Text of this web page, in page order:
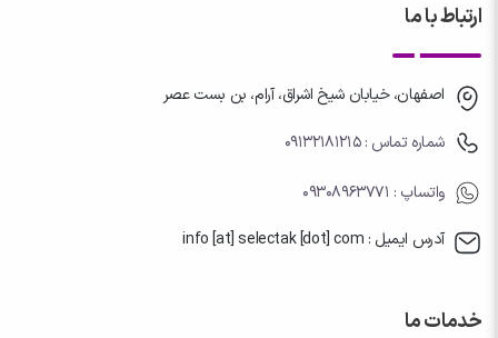
ارتباط با ما
اصفهان، خیابان شیخ اشراق، آرام، بن بست عصر
شماره تماس : 09132181215
واتساپ : 09308963771
آدرس ایمیل : info [at] selectak [dot] com
خدمات ما